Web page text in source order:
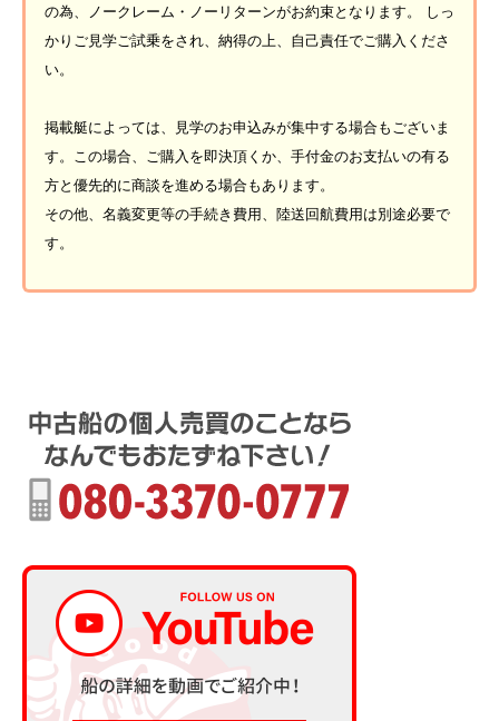
の為、ノークレーム・ノーリターンがお約束となります。 しっ
かりご見学ご試乗をされ、納得の上、自己責任でご購入くださ
い。
掲載艇によっては、見学のお申込みが集中する場合もございま
す。この場合、ご購入を即決頂くか、手付金のお支払いの有る
方と優先的に商談を進める場合もあります。
その他、名義変更等の手続き費用、陸送回航費用は別途必要で
す。